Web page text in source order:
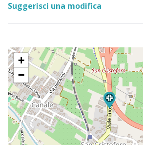
Suggerisci una modifica
+
−